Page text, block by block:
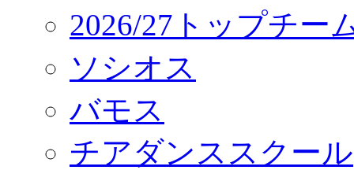
2026/27トップチー
ソシオス
バモス
チアダンススクール